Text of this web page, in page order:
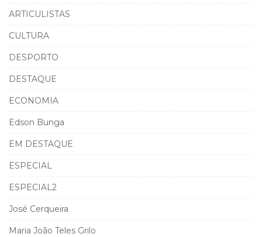
ARTICULISTAS
CULTURA
DESPORTO
DESTAQUE
ECONOMIA
Edson Bunga
EM DESTAQUE
ESPECIAL
ESPECIAL2
José Cerqueira
Maria João Teles Grilo